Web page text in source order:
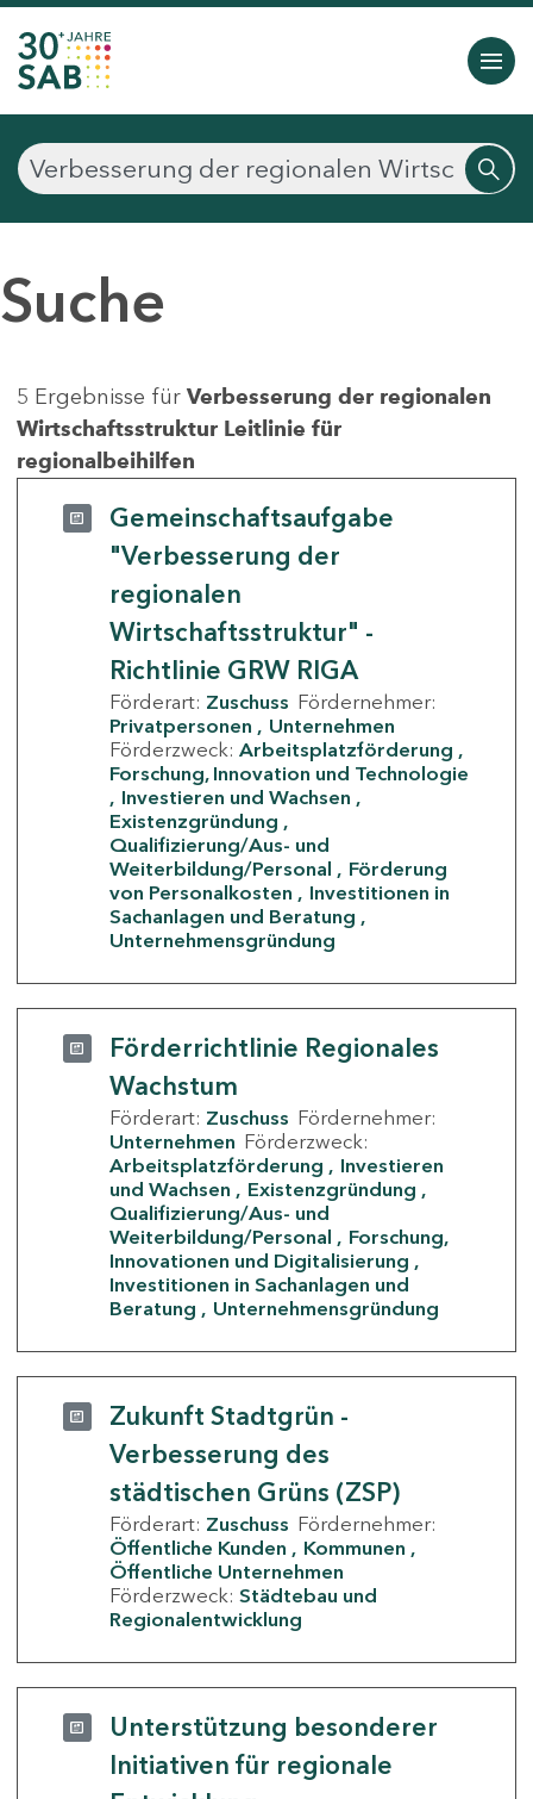
Suche
5 Ergebnisse für Verbesserung der regionalen
Wirtschaftsstruktur Leitlinie für
regionalbeihilfen
Gemeinschaftsaufgabe
"Verbesserung der
regionalen
Wirtschaftsstruktur" -
Richtlinie GRW RIGA
Förderart: Zuschuss Fördernehmer:
Privatpersonen
Unternehmen
Förderzweck: Arbeitsplatzförderung
Forschung, Innovation und Technologie
Investieren und Wachsen
Existenzgründung
Qualifizierung/Aus- und
Weiterbildung/Personal
Förderung
von Personalkosten
Investitionen in
Sachanlagen und Beratung
Unternehmensgründung
Förderrichtlinie Regionales
Wachstum
Förderart: Zuschuss Fördernehmer:
Unternehmen Förderzweck:
Arbeitsplatzförderung
Investieren
und Wachsen
Existenzgründung
Qualifizierung/Aus- und
Weiterbildung/Personal
Forschung,
Innovationen und Digitalisierung
Investitionen in Sachanlagen und
Beratung
Unternehmensgründung
Zukunft Stadtgrün -
Verbesserung des
städtischen Grüns (ZSP)
Förderart: Zuschuss Fördernehmer:
Öffentliche Kunden
Kommunen
Öffentliche Unternehmen
Förderzweck: Städtebau und
Regionalentwicklung
Unterstützung besonderer
Initiativen für regionale